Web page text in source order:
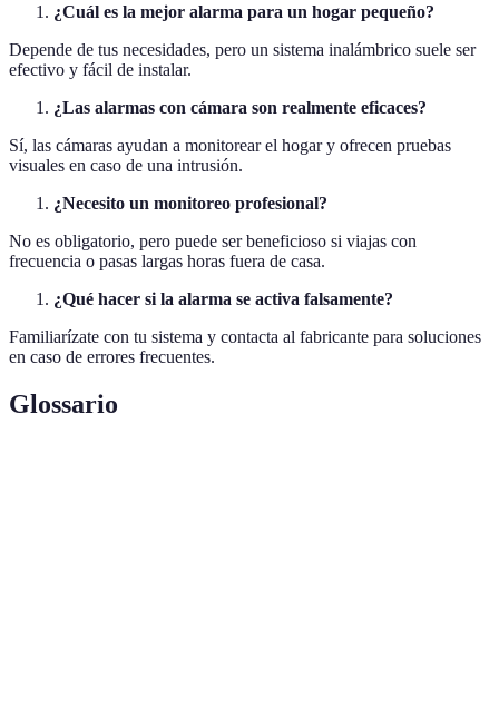
¿Cuál es la mejor alarma para un hogar pequeño?
Depende de tus necesidades, pero un sistema inalámbrico suele ser
efectivo y fácil de instalar.
¿Las alarmas con cámara son realmente eficaces?
Sí, las cámaras ayudan a monitorear el hogar y ofrecen pruebas
visuales en caso de una intrusión.
¿Necesito un monitoreo profesional?
No es obligatorio, pero puede ser beneficioso si viajas con
frecuencia o pasas largas horas fuera de casa.
¿Qué hacer si la alarma se activa falsamente?
Familiarízate con tu sistema y contacta al fabricante para soluciones
en caso de errores frecuentes.
Glossario